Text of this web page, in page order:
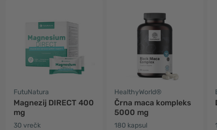
FutuNatura
Magnezij DIRECT 400
mg
30 vrečk
HealthyWorld®
Črna maca kompleks
5000 mg
180 kapsul